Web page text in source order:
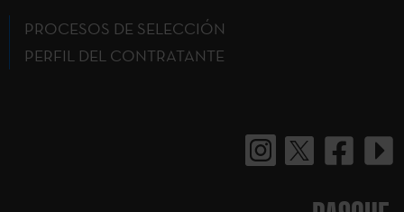
PROCESOS DE SELECCIÓN
PERFIL DEL CONTRATANTE